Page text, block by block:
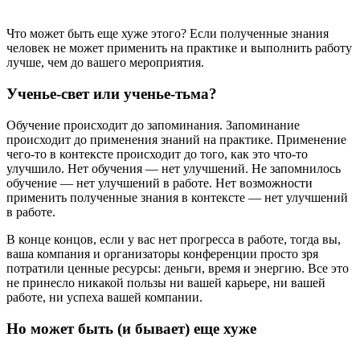
Что может быть еще хуже этого? Если полученные знания
человек не может применить на практике и выполнить работу
лучше, чем до вашего мероприятия.
Ученье-свет или ученье-тьма?
Обучение происходит до запоминания. Запоминание
происходит до применения знаний на практике. Применение
чего-то в контексте происходит до того, как это что-то
улучшило. Нет обучения — нет улучшений. Не запомнилось
обучение — нет улучшений в работе. Нет возможности
применить полученные знания в контексте — нет улучшений
в работе.
В конце концов, если у вас нет прогресса в работе, тогда вы,
ваша компания и организаторы конференции просто зря
потратили ценные ресурсы: деньги, время и энергию. Все это
не принесло никакой пользы ни вашей карьере, ни вашей
работе, ни успеха вашей компании.
Но может быть (и бывает) еще хуже